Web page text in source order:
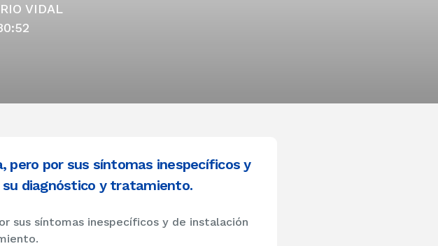
VIDAL
pero por sus síntomas inespecíficos y
diagnóstico y tratamiento.
sus síntomas inespecíficos y de instalación